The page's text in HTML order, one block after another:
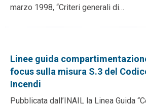
marzo 1998, “Criteri generali di…
Linee guida
focus sulla misura S.3 del
Incendi
Pubblicata dall’INAIL la Linea Guida